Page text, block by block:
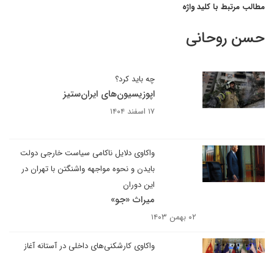
مطالب مرتبط با کلید واژه
حسن روحانی
چه باید کرد؟
اپوزیسیون‌های ایران‌ستیز
۱۷ اسفند ۱۴۰۴
واکاوی دلایل ناکامی سیاست خارجی دولت
بایدن و نحوه مواجهه واشنگتن با تهران در
این دوران
میراث «جو»
۰۲ بهمن ۱۴۰۳
واکاوی کارشکنی‌های داخلی در آستانه آغاز